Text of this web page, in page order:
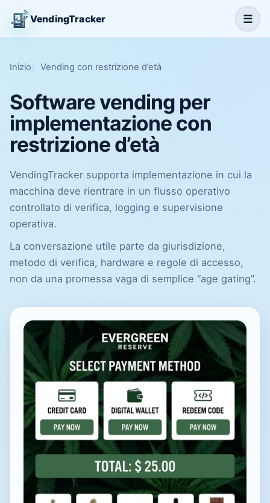
VendingTracker ☰
Inizio Vending con restrizione d’età
Software vending per
implementazione con
restrizione d’età
VendingTracker supporta implementazione in cui la
macchina deve rientrare in un flusso operativo
controllato di verifica, logging e supervisione
operativa.
La conversazione utile parte da giurisdizione,
metodo di verifica, hardware e regole di accesso,
non da una promessa vaga di semplice “age gating”.